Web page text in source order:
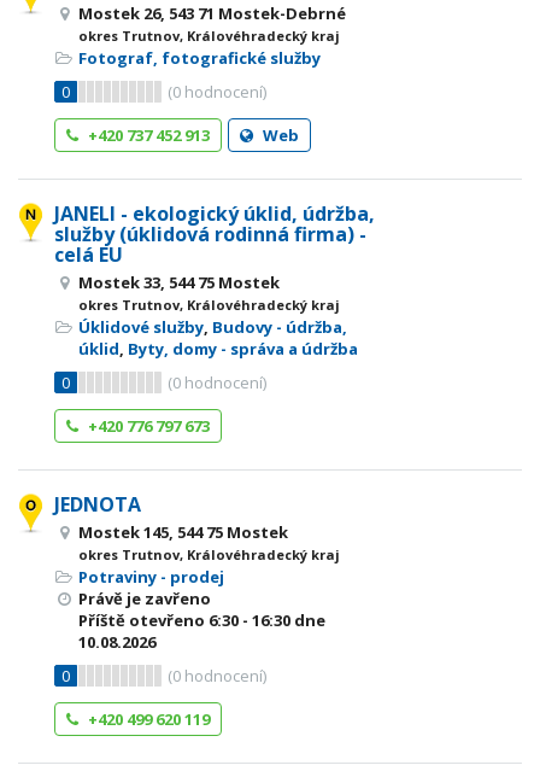
Mostek 26, 543 71 Mostek-Debrné
okres Trutnov, Královéhradecký kraj
Fotograf, fotografické služby
0
(0 hodnocení)
+420 737 452 913
Web
JANELI - ekologický úklid, údržba,
služby (úklidová rodinná firma) -
celá EU
Mostek 33, 544 75 Mostek
okres Trutnov, Královéhradecký kraj
Úklidové služby, Budovy - údržba,
úklid, Byty, domy - správa a údržba
0
(0 hodnocení)
+420 776 797 673
JEDNOTA
Mostek 145, 544 75 Mostek
okres Trutnov, Královéhradecký kraj
Potraviny - prodej
Právě je zavřeno
Příště otevřeno 6:30 - 16:30 dne
10.08.2026
0
(0 hodnocení)
+420 499 620 119